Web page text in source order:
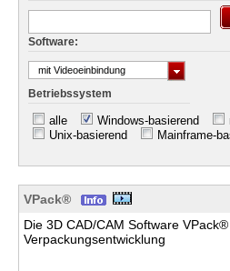
Software:
mit Videoeinbindung
Betriebssystem
alle Windows-basierend
Unix-basierend
Mainframe-
VPack®
Die 3D CAD/CAM Software
Verpackungsentwicklung